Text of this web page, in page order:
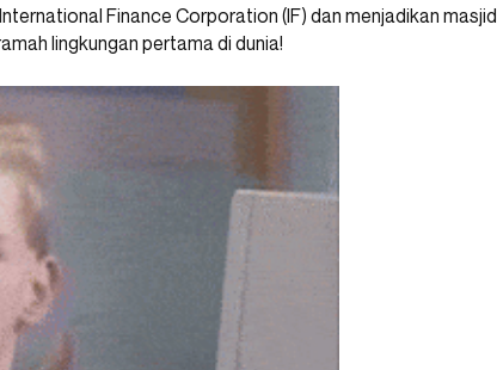
Finance Corporation (IF) dan menjadikan masjid
lingkungan pertama di dunia!